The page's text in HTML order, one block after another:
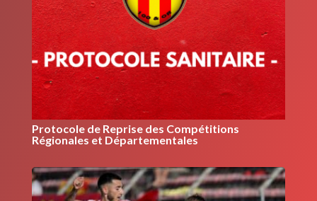
Protocole de Reprise des Compétitions
Régionales et Départementales